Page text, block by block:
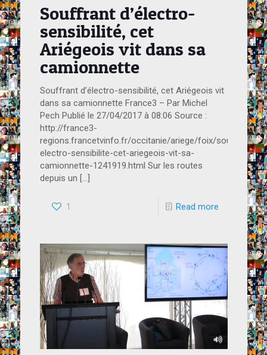
Souffrant d’électro-
sensibilité, cet
Ariégeois vit dans sa
camionnette
Souffrant d’électro-sensibilité, cet Ariégeois vit
dans sa camionnette France3 – Par Michel
Pech Publié le 27/04/2017 à 08:06 Source :
http://france3-
regions.francetvinfo.fr/occitanie/ariege/foix/souffrant-
electro-sensibilite-cet-ariegeois-vit-sa-
camionnette-1241919.html Sur les routes
depuis un […]
1 Read more